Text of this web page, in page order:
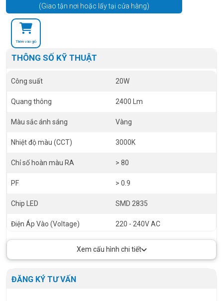
(Giao tận nơi hoặc lấy tại cửa hàng)
Thêm vào giỏ
THÔNG SỐ KỸ THUẬT
Công suất 20W
Quang thông 2400 Lm
Màu sắc ánh sáng Vàng
Nhiệt độ màu (CCT) 3000K
Chỉ số hoàn màu RA > 80
PF > 0.9
Chip LED SMD 2835
Điện Áp Vào (Voltage) 220 - 240V AC
Xem cấu hình chi tiết
ĐĂNG KÝ TƯ VẤN